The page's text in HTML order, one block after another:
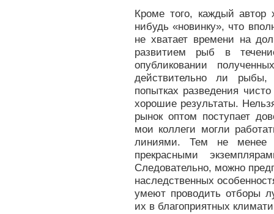
Кроме того, каждый автор
нибудь «новинку», что
не хватает времени на
развитием рыб в
опубликовании
действительно ли рыбы,
попытках разведения
хорошие результаты.
рынок оптом поступает
мои коллеги могли
линиями. Тем не менее
прекрасными
Следовательно, можно
наследственных
умеют проводить отборы
их в благоприятных